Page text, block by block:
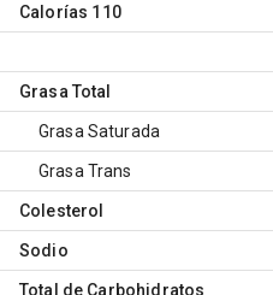
Calorías 110
Grasa Total
Grasa Saturada
Grasa Trans
Colesterol
Sodio
Total de Carbohidratos